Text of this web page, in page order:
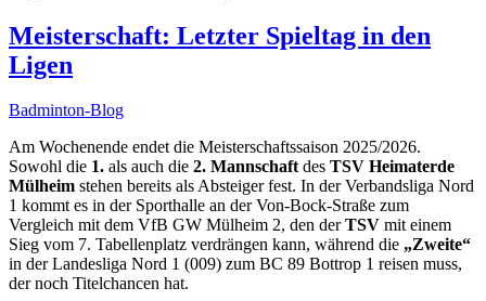
Meisterschaft: Letzter Spieltag in den
Ligen
Badminton-Blog
Am Wochenende endet die Meisterschaftssaison 2025/2026.
Sowohl die 1. als auch die 2. Mannschaftdes TSV Heimaterde
Mülheim stehen bereits als Absteiger fest. In der Verbandsliga Nord
1 kommt es in der Sporthalle an der Von-Bock-Straße zum
Vergleich mit dem VfB GW Mülheim 2, den derTSV mit einem
Sieg vom 7. Tabellenplatz verdrängen kann, während die „Zweite“
in der Landesliga Nord 1 (009) zum BC 89 Bottrop 1 reisen muss,
der noch Titelchancen hat.